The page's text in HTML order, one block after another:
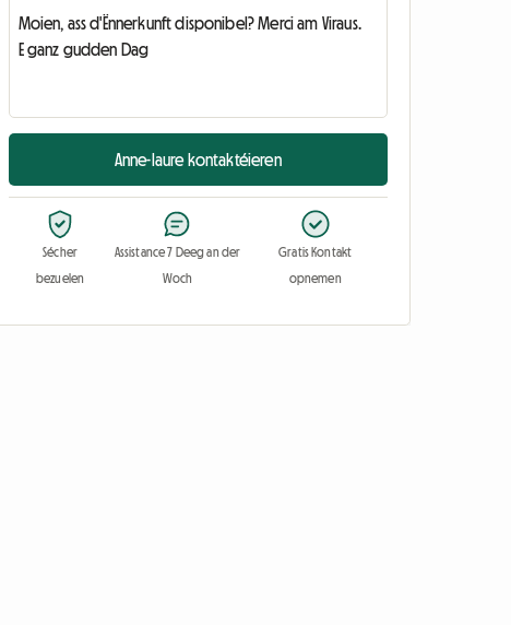
Anne-laure kontaktéieren
Sécher
bezuelen
Assistance 7 Deeg an der
Woch
Gratis Kontakt
opnemen